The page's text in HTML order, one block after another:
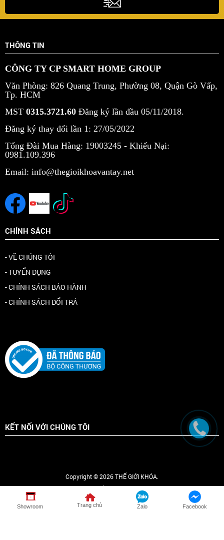
THÔNG TIN
CÔNG TY CP SMART HOME GROUP
Văn Phòng: 826 Quang Trung, Phường 08, Quận Gò Vấp,
Tp. HCM
MST 0315.3721.60 Đăng ký lần đầu 05/11/2018.
Đăng ký thay đổi lần 1: 27/05/2022
Tổng Đài Mua Hàng: 19003245 - Khiếu Nại:
0981.109.396
Email: info@thegioikhoavantay.net
CHÍNH SÁCH
- VỀ CHÚNG TÔI
- TUYỂN DỤNG
- CHÍNH SÁCH BẢO HÀNH
- CHÍNH SÁCH ĐỔI TRẢ
KẾT NỐI VỚI CHÚNG TÔI
Copyright © 2026 THẾ GIỚI KHÓA.
1165474
Showroom Trang chủ Zalo Facebook